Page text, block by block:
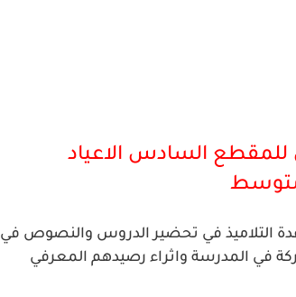
السادس الاعياد
التلاميذ في تحضير الدروس والنصوص في
في المدرسة واثراء رصيدهم المعرفي